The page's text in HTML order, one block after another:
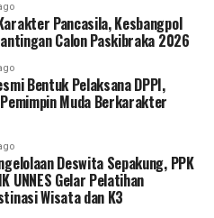
Pancasila, Kesbangpol
Calon Paskibraka 2026
Bentuk Pelaksana DPPI,
Muda Berkarakter
Deswita Sepakung, PPK
UNNES Gelar Pelatihan
Wisata dan K3